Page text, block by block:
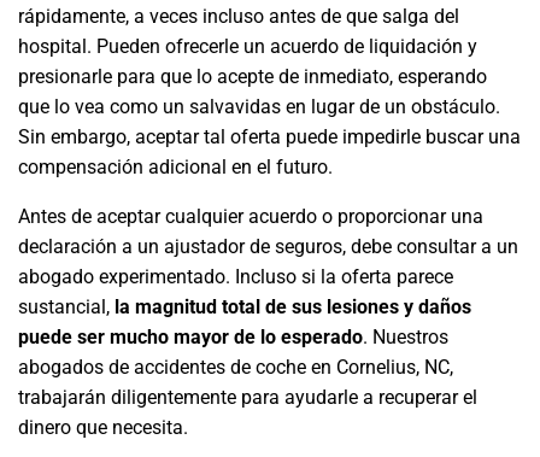
rápidamente, a veces incluso antes de que salga del
hospital. Pueden ofrecerle un acuerdo de liquidación y
presionarle para que lo acepte de inmediato, esperando
que lo vea como un salvavidas en lugar de un obstáculo.
Sin embargo, aceptar tal oferta puede impedirle buscar una
compensación adicional en el futuro.
Antes de aceptar cualquier acuerdo o proporcionar una
declaración a un ajustador de seguros, debe consultar a un
abogado experimentado. Incluso si la oferta parece
sustancial, la magnitud total de sus lesiones y daños
puede ser mucho mayor de lo esperado. Nuestros
abogados de accidentes de coche en Cornelius, NC,
trabajarán diligentemente para ayudarle a recuperar el
dinero que necesita.